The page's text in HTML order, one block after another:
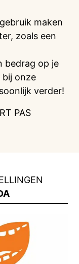
maken
zoals een
bedrag op je
bij onze
verder!
PAS